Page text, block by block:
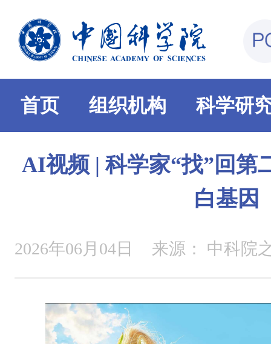
首页 组织机构 科学研
AI视频 | 科学家“找”回第
白基因
2026年06月04日 来源： 中科院